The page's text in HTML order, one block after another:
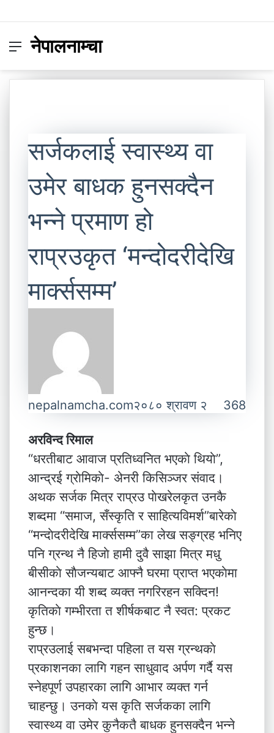
Menu
नेपालनाम्चा
सर्जकलाई स्वास्थ्य वा
उमेर बाधक हुनसक्दैन
भन्ने प्रमाण हो
राप्रउकृत ‘मन्दोदरीदेखि
मार्क्ससम्म’
nepalnamcha.com२०८० श्रावण २ 368
अरविन्द रिमाल
“धरतीबाट आवाज प्रतिध्वनित भएकाे थियाे”,
आन्द्रई ग्राेमिकाे- अेनरी किसिञ्जर संवाद।
अथक सर्जक मित्र राप्रउ पाेखरेलकृत उनकै
शब्दमा “समाज, सँस्कृति र साहित्यविमर्श”बारेकाे
“मन्दाेदरीदेखि मार्क्ससम्म”का लेख सङ्ग्रह भनिए
पनि ग्रन्थ नै हिजाे हामी दुवै साझा मित्र मधु
बीसीकाे साैजन्यबाट आफ्नै घरमा प्राप्त भएकाेमा
आनन्दका यी शब्द व्यक्त नगरिरहन सक्दिन!
कृतिकाे गम्भीरता त शीर्षकबाट नै स्वत: प्रकट
हुन्छ।
राप्रउलाई सबभन्दा पहिला त यस ग्रन्थकाे
प्रकाशनका लागि गहन साधुवाद अर्पण गर्दै यस
स्नेहपूर्ण उपहारका लागि आभार व्यक्त गर्न
चाहन्छु। उनकाे यस कृति सर्जकका लागि
स्वास्थ्य वा उमेर कुनैकतै बाधक हुनसक्दैन भन्ने